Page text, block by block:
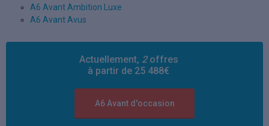
A6 Avant Ambition Luxe
A6 Avant Avus
Actuellement, 2offres
à partir de 25 488€
A6 Avant d'occasion